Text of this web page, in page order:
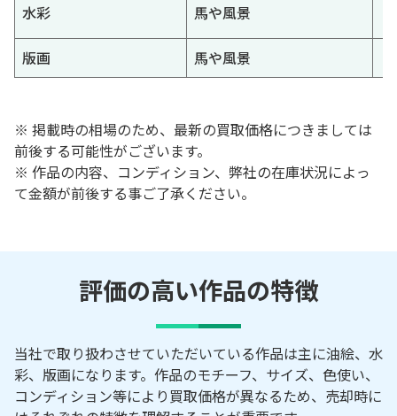
水彩 馬や風景
版画 馬や風景
※ 掲載時の相場のため、最新の買取価格につきましては
前後する可能性がございます。
※ 作品の内容、コンディション、弊社の在庫状況によっ
て金額が前後する事ご了承ください。
評価の高い作品の特徴
当社で取り扱わさせていただいている作品は主に油絵、水
彩、版画になります。作品のモチーフ、サイズ、色使い、
コンディション等により買取価格が異なるため、売却時に